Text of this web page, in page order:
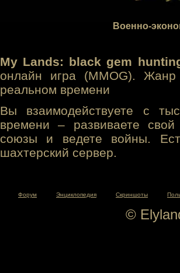
Военно-
My Lands: black gem
онлайн игра (MMOG). Жанр
реальном времени
Вы взаимодействуете с
времени – развиваете свой
союзы и ведете войны.
шахтерский сервер.
Форум Энциклопедия Скриншоты
©